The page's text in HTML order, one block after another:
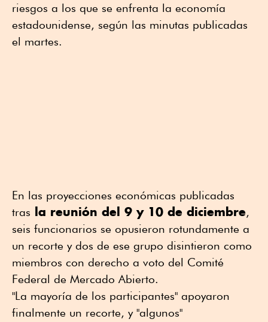
riesgos a los que se enfrenta la economía
estadounidense, según las minutas publicadas
el martes.
En las proyecciones económicas publicadas
tras
la reunión del 9 y 10 de diciembre,
seis funcionarios se opusieron rotundamente a
un recorte y dos de ese grupo disintieron como
miembros con derecho a voto del Comité
Federal de Mercado Abierto.
"La mayoría de los participantes" apoyaron
finalmente un recorte, y "algunos"